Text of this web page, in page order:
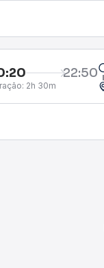
22:50
2h 30m